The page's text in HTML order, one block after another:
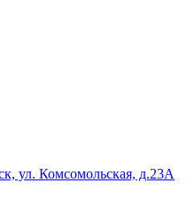
ул. Комсомольская, д.23А